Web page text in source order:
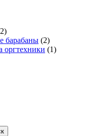
барабаны (2)
оргтехники (1)